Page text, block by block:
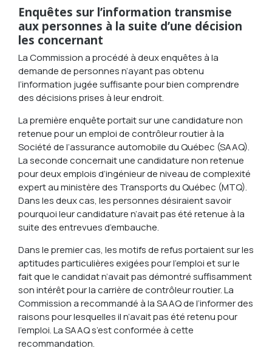
Enquêtes sur l’information transmise
aux personnes à la suite d’une décision
les concernant
La Commission a procédé à deux enquêtes à la
demande de personnes n’ayant pas obtenu
l’information jugée suffisante pour bien comprendre
des décisions prises à leur endroit.
La première enquête portait sur une candidature non
retenue pour un emploi de contrôleur routier à la
Société de l’assurance automobile du Québec (SAAQ).
La seconde concernait une candidature non retenue
pour deux emplois d’ingénieur de niveau de complexité
expert au ministère des Transports du Québec (MTQ).
Dans les deux cas, les personnes désiraient savoir
pourquoi leur candidature n’avait pas été retenue à la
suite des entrevues d’embauche.
Dans le premier cas, les motifs de refus portaient sur les
aptitudes particulières exigées pour l’emploi et sur le
fait que le candidat n’avait pas démontré suffisamment
son intérêt pour la carrière de contrôleur routier. La
Commission a recommandé à la SAAQ de l’informer des
raisons pour lesquelles il n’avait pas été retenu pour
l’emploi. La SAAQ s’est conformée à cette
recommandation.